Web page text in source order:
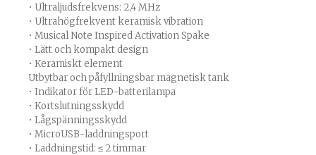
• Ultraljudsfrekvens: 2,4 MHz
• Ultrahögfrekvent keramisk vibration
• Musical Note Inspired Activation Spake
• Lätt och kompakt design
• Keramiskt element
Utbytbar och påfyllningsbar magnetisk tank
• Indikator för LED-batterilampa
• Kortslutningsskydd
• Lågspänningsskydd
• MicroUSB-laddningsport
• Laddningstid: ≤ 2 timmar